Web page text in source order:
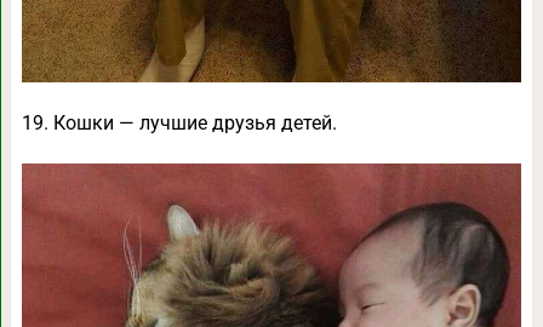
19. Кошки — лучшие друзья детей.